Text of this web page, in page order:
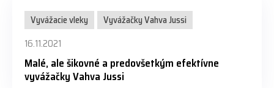
Vyvážacie vleky
Vyvážačky Vahva Jussi
16.11.2021
Malé, ale šikovné a predovšetkým efektívne
vyvážačky Vahva Jussi